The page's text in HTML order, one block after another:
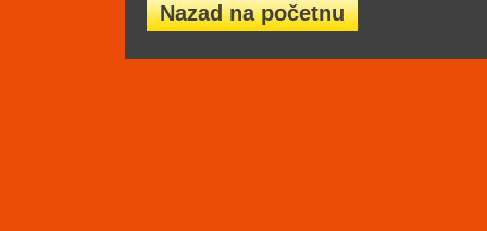
Nazad na početnu